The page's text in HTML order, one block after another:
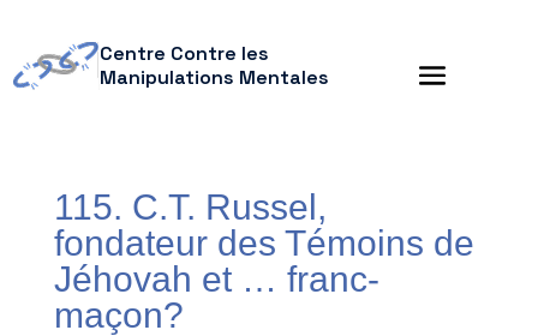
Centre Contre les
Manipulations Mentales
115. C.T. Russel,
fondateur des Témoins de
Jéhovah et … franc-
maçon?